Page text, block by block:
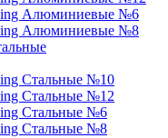
Алюминиевые №6
Алюминиевые №8
Стальные №10
Стальные №12
Стальные №6
Стальные №8